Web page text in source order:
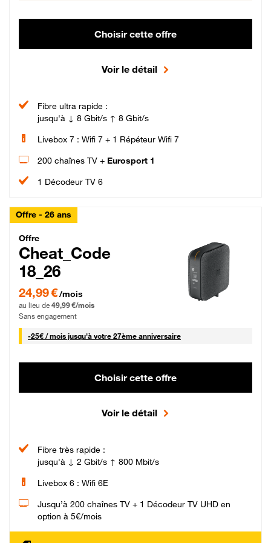
Choisir cette offre
Voir le détail
Fibre ultra rapide :
jusqu'à ↓ 8 Gbit/s ↑ 8 Gbit/s
Livebox 7 : Wifi 7 + 1 Répéteur Wifi 7
200 chaînes TV + Eurosport 1
1 Décodeur TV 6
Offre - 26 ans
Cheat_Code Fibre_18_26
Offre
Cheat_Code
18_26
24,99 € par mois pendant 0 mois puis 49,99 € par mois, Sans engagement
24,99 €/mois
au lieu de 49,99 €/mois
Sans engagement
-25€ / mois25 € par mois
jusqu'à votre 27ème anniversaire
Choisir cette offre
Voir le détail
Fibre très rapide :
jusqu'à ↓ 2 Gbit/s ↑ 800 Mbit/s
Livebox 6 : Wifi 6E
Jusqu’à 200 chaînes TV + 1 Décodeur TV UHD en
option à 5€/mois